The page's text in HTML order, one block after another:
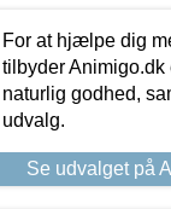
For at hjælpe dig
tilbyder Animigo.dk
naturlig godhed,
udvalg.
Se udvalget på